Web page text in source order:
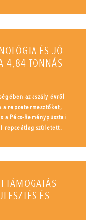
ÉS JÓ
4,84 TONNÁS
az aszály évről
repcetermesztőket,
a Pécs-Reménypusztai
repceátlag született.
TÁMOGATÁS
ÉS